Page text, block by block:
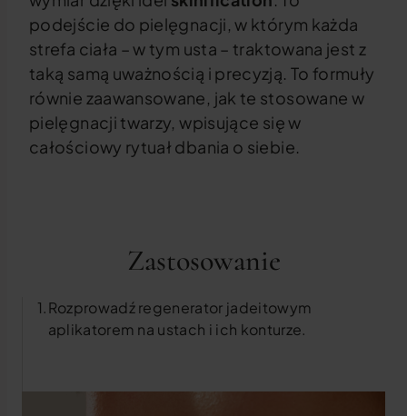
podejście do pielęgnacji, w którym każda
strefa ciała – w tym usta – traktowana jest z
taką samą uważnością i precyzją. To formuły
równie zaawansowane, jak te stosowane w
pielęgnacji twarzy, wpisujące się w
całościowy rytuał dbania o siebie.
Zastosowanie
Rozprowadź regenerator jadeitowym
aplikatorem na ustach i ich konturze.